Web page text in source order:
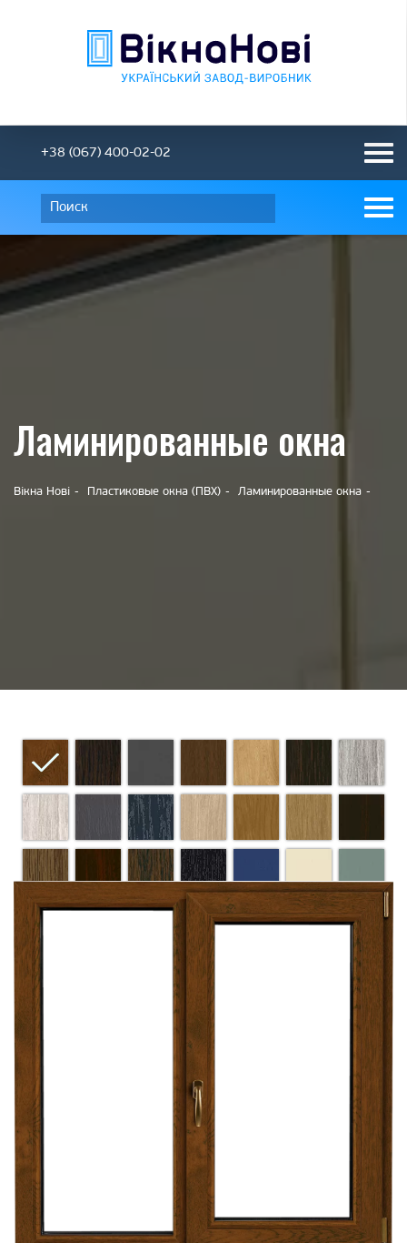
+38 (067) 400-02-02
Ламинированные окна
Вікна Нові Пластиковые окна (ПВХ) Ламинированные окна